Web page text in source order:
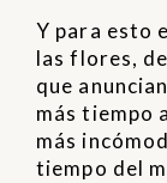
Y para esto
las flores,
que
más tiempo
más
tiempo del